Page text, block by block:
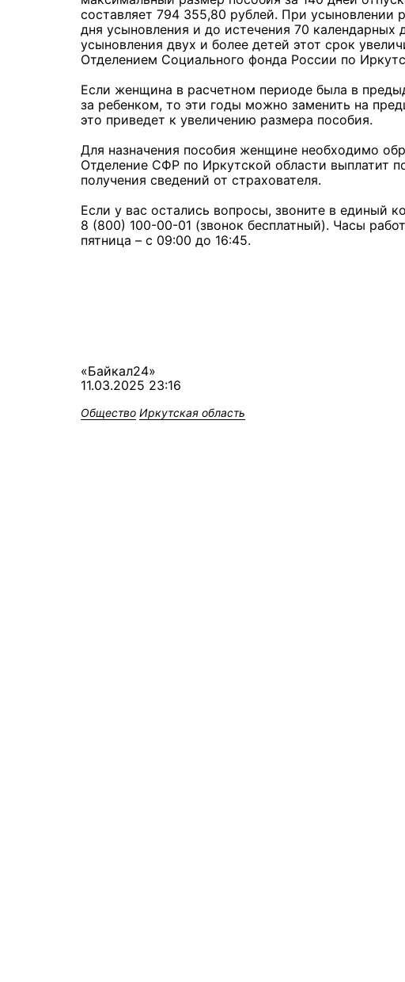
составляет 794 355,80 рублей. При усыновлении
дня усыновления и до истечения 70
усыновления двух и более детей этот срок
Отделением Социального фонда России по
Если женщина в расчетном периоде была в
за ребенком, то эти годы можно заменить на
это приведет к увеличению размера пособия.
Для назначения пособия женщине необходимо
Отделение СФР по Иркутской области выплатит
получения сведений от страхователя.
Если у вас остались вопросы, звоните в единый
8 (800) 100-00-01 (звонок бесплатный). Часы
пятница – с 09:00 до 16:45.
«Байкал24»
11.03.2025 23:16
Общество Иркутская область